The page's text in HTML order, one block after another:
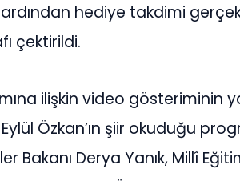
hediye takdimi
çektirildi.
ilişkin video gösteriminin
Özkan’ın şiir okuduğu
Bakanı Derya Yanık, Millî